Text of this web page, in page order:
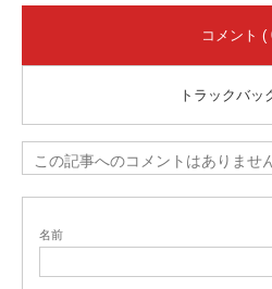
コメント (
トラックバッ
この記事へのコメントはありませ
名前